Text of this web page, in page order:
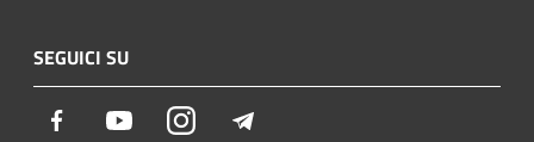
SEGUICI SU
Facebook YoutubeInstagram